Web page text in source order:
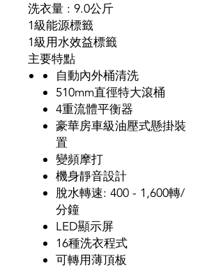
洗衣量 : 9.0公斤
1級能源標籤
1級用水效益標籤
主要特點
自動內外桶清洗
510mm直徑特大滾桶
4重流體平衡器
豪華房車級油壓式懸掛裝
置
變頻摩打
機身靜音設計
脫水轉速: 400 - 1,600轉/
分鐘
LED顯示屏
16種洗衣程式
可轉用薄頂板